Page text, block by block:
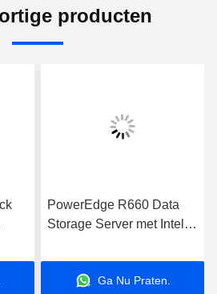
producten
PowerEdge R660 Data
Storage Server met Intel
zakelijke toepassingen
Ga Nu Praten.